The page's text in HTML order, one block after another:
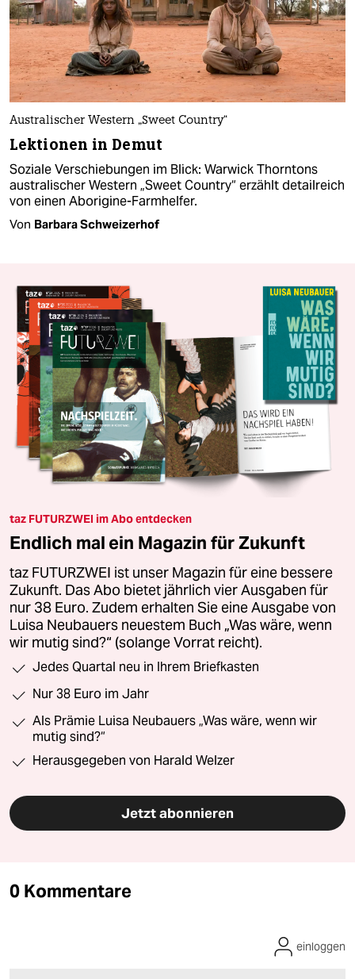
Australischer Western „Sweet Country“
Lektionen in Demut
Soziale Verschiebungen im Blick: Warwick Thorntons
australischer Western „Sweet Country“ erzählt detailreich
von einen Aborigine-Farmhelfer.
Von Barbara Schweizerhof
taz FUTURZWEI im Abo entdecken
Endlich mal ein Magazin für Zukunft
taz FUTURZWEI ist unser Magazin für eine bessere
Zukunft. Das Abo bietet jährlich vier Ausgaben für
nur 38 Euro. Zudem erhalten Sie eine Ausgabe von
Luisa Neubauers neuestem Buch „Was wäre, wenn
wir mutig sind?“ (solange Vorrat reicht).
Jedes Quartal neu in Ihrem Briefkasten
Nur 38 Euro im Jahr
Als Prämie Luisa Neubauers „Was wäre, wenn wir
mutig sind?“
Herausgegeben von Harald Welzer
Jetzt abonnieren
0 Kommentare
einloggen